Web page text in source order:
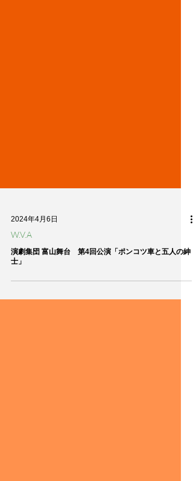
2024年4月6日
W.V.A
士」